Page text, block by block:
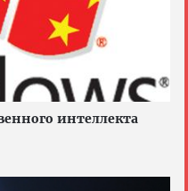
интеллекта